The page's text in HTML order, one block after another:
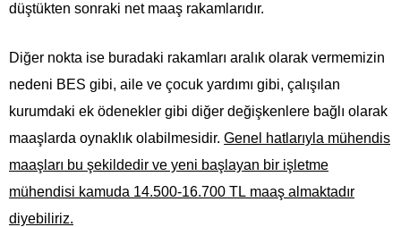
düştükten sonraki net maaş rakamlarıdır.
Diğer nokta ise buradaki rakamları aralık olarak vermemizin
nedeni BES gibi, aile ve çocuk yardımı gibi, çalışılan
kurumdaki ek ödenekler gibi diğer değişkenlere bağlı olarak
maaşlarda oynaklık olabilmesidir. Genel hatlarıyla mühendis
maaşları bu şekildedir ve yeni başlayan bir işletme
mühendisi kamuda 14.500-16.700 TL maaş almaktadır
diyebiliriz.